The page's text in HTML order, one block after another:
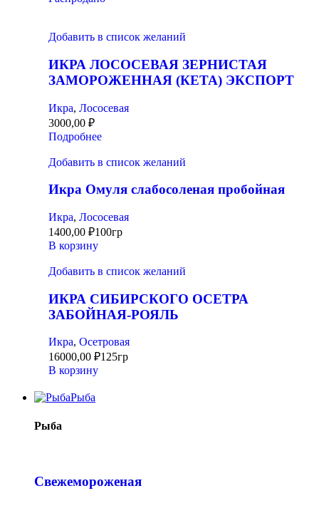
Добавить в список желаний
ИКРА ЛОСОСЕВАЯ ЗЕРНИСТАЯ
ЗАМОРОЖЕННАЯ (КЕТА) ЭКСПОРТ
Икра, Лососевая
3000,00 ₽
Подробнее
Добавить в список желаний
Икра Омуля слабосоленая пробойная
Икра, Лососевая
1400,00 ₽100гр
В корзину
Добавить в список желаний
ИКРА СИБИРСКОГО ОСЕТРА
ЗАБОЙНАЯ-РОЯЛЬ
Икра, Осетровая
16000,00 ₽125гр
В корзину
Рыба
Рыба
Свежемороженая